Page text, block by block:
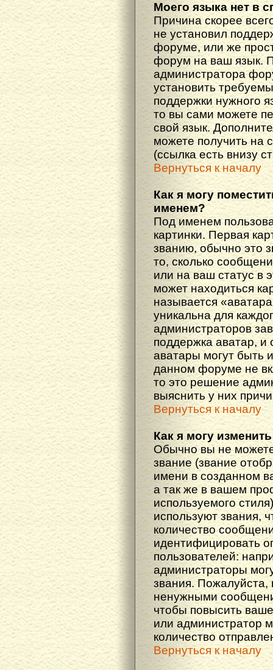
Моего языка нет в
Причина скорее
не установил
форуме, или же
форум на ваш язык.
администратора
установить
поддержки нужного
то вы сами можете
свой язык.
можете получить на
(ссылка есть внизу
Вернуться к началу
Как я могу
именем?
Под именем
картинки. Первая
званию, обычно это
то, сколько
или на ваш статус в
может находиться
называется
уникальна для
администраторов
поддержка аватар, и
аватары могут быть
данном форуме не
то это решение
выяснить у них
Вернуться к началу
Как я могу
Обычно вы не
звание (звание
имени в созданном
а так же в вашем
используемого
используют звания,
количество
идентифицировать
пользователей:
администраторы
звания.
ненужными
чтобы повысить
или администратор
количество
Вернуться к началу